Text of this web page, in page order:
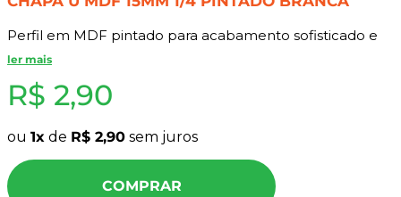
Perfil em MDF pintado para acabamento sofisticado e
resistente.
Características do Produto:
Material: Aço zincado;
Medida: 1/4" (Pol)
ler mais
R$ 2,90
ou 1 de R$ 2,90 sem juros
COMPRAR
10 º mdf cru